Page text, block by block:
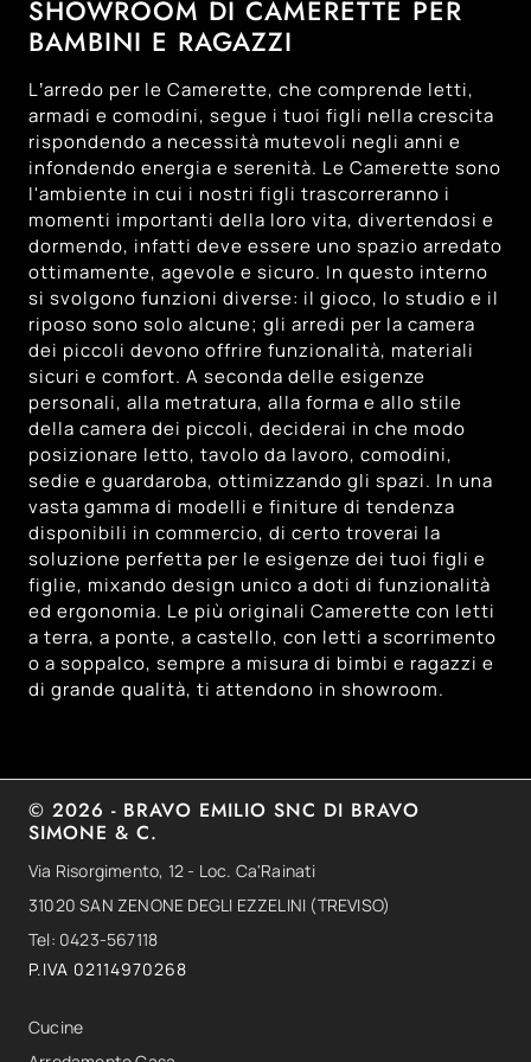
Trento
Venezia 121
Vicenza
SHOWROOM DI CAMERETTE PER
BAMBINI E RAGAZZI
L’arredo per le Camerette, che comprende letti,
armadi e comodini, segue i tuoi figli nella crescita
rispondendo a necessità mutevoli negli anni e
infondendo energia e serenità. Le Camerette sono
l'ambiente in cui i nostri figli trascorreranno i
momenti importanti della loro vita, divertendosi e
dormendo, infatti deve essere uno spazio arredato
ottimamente, agevole e sicuro. In questo interno
si svolgono funzioni diverse: il gioco, lo studio e il
riposo sono solo alcune; gli arredi per la camera
dei piccoli devono offrire funzionalità, materiali
sicuri e comfort. A seconda delle esigenze
personali, alla metratura, alla forma e allo stile
della camera dei piccoli, deciderai in che modo
posizionare letto, tavolo da lavoro, comodini,
sedie e guardaroba, ottimizzando gli spazi. In una
vasta gamma di modelli e finiture di tendenza
disponibili in commercio, di certo troverai la
soluzione perfetta per le esigenze dei tuoi figli e
figlie, mixando design unico a doti di funzionalità
ed ergonomia. Le più originali Camerette con letti
a terra, a ponte, a castello, con letti a scorrimento
o a soppalco, sempre a misura di bimbi e ragazzi e
di grande qualità, ti attendono in showroom.
© 2026 - BRAVO EMILIO SNC DI BRAVO
SIMONE & C.
Via Risorgimento, 12 - Loc. Ca'Rainati
31020 SAN ZENONE DEGLI EZZELINI (TREVISO)
Tel: 0423-567118
P.IVA 02114970268
Cucine